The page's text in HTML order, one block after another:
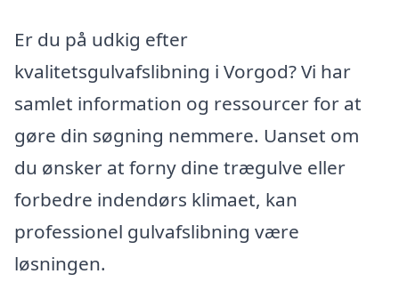
Er du på udkig efter
kvalitetsgulvafslibning i Vorgod? Vi har
samlet information og ressourcer for at
gøre din søgning nemmere. Uanset om
du ønsker at forny dine trægulve eller
forbedre indendørs klimaet, kan
professionel gulvafslibning være
løsningen.